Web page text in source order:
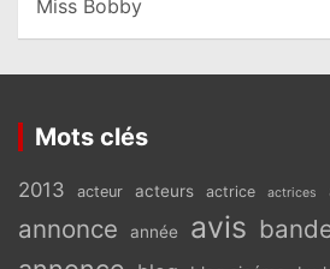
Miss Bobby
Mots clés
2013 acteur acteurs actrice actrices
annonce année avis